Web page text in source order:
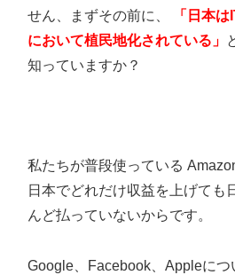
せん、まずその前に、
「日本
において植民地化されている」
知っていますか？
私たちが普段使っている
日本でどれだけ収益を上げても
んど払っていないからです。
Google、Facebook、Appleに